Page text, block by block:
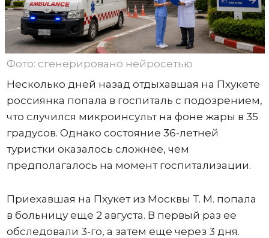
Фото: сгенерировано нейросетью
Несколько дней назад отдыхавшая на Пхукете
россиянка попала в госпиталь с подозрением,
что случился микроинсульт на фоне жары в 35
градусов. Однако состояние 36-летней
туристки оказалось сложнее, чем
предполагалось на момент госпитализации.
Приехавшая на Пхукет из Москвы Т. М. попала
в больницу еще 2 августа. В первый раз ее
обследовали 3-го, а затем еще через 3 дня.